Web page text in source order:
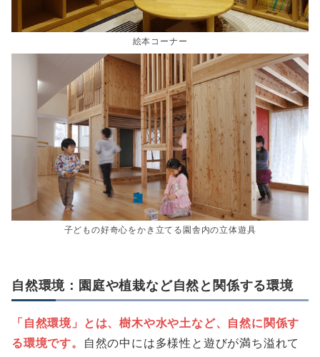
絵本コーナー
子どもの好奇心をかき立てる園舎内の立体遊具
自然環境：園庭や植栽など自然と関係する環境
「自然環境」とは、樹木や水や土など、自然に関係す
る環境です。
自然の中には多様性と遊びが満ち溢れて